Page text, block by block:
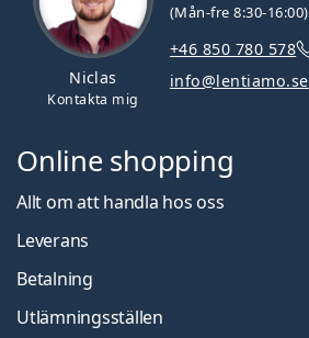
Niclas
Kontakta mig
(Mån-fre 8:30-16:00)
+46 850 780 578
info@lentiamo.se
Online shopping
Allt om att handla hos oss
Leverans
Betalning
Utlämningsställen